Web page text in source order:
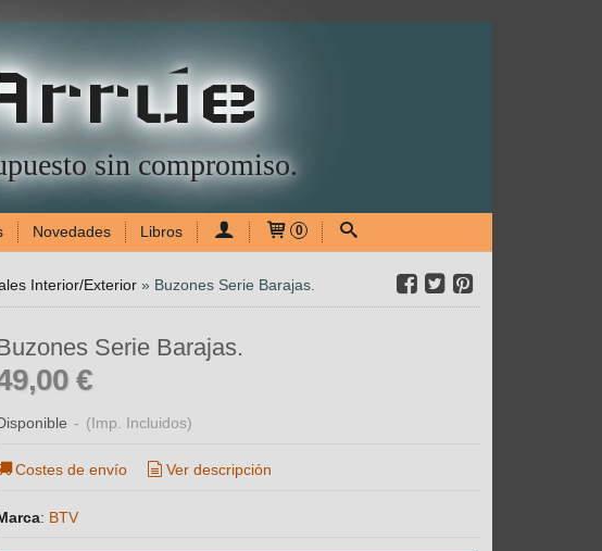
sin compromiso.
Novedades Libros 0
Interior/Exterior» Buzones Serie Barajas.
Serie Barajas.
€
- (Imp. Incluidos)
Costes de envío Ver descripción
: BTV